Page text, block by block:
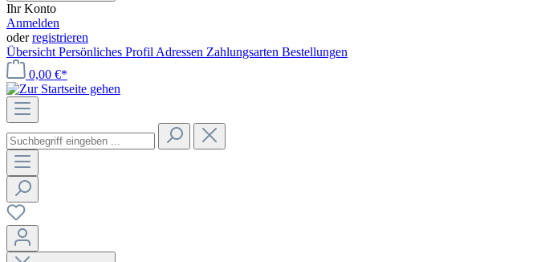
Ihr Konto
Anmelden
oderregistrieren
Übersicht Persönliches Profil Adressen Zahlungsarten Bestellungen
0,00 €*